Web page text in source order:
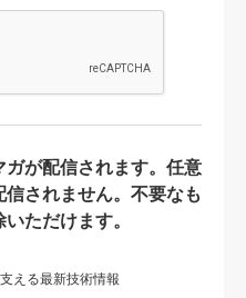
が配信されます。任意
されません。不要なも
ただけます。
える最新技術情報